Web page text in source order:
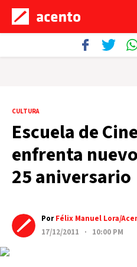
CULTURA
Escuela de
enfrenta
25 aniversario
PorFélix Manuel Lora/
17/12/2011 · 10:00 PM